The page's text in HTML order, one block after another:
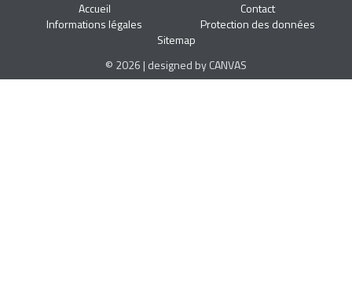
Accueil
Contact
Informations légales
Protection des données
Sitemap
© 2026 | designed by CANVAS